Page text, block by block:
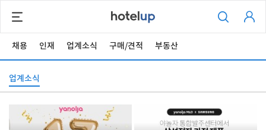
채용 인재 업계소식 구매/견적 부동산
업계소식